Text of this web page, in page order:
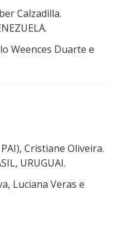
Calzadilla.
Weences Duarte e
Cristiane Oliveira.
URUGUAI.
Luciana Veras e